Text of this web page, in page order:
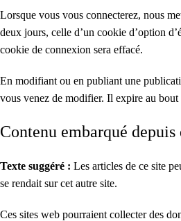
Lorsque vous vous connecterez, nous
deux jours, celle d’un cookie d’option
cookie de connexion sera effacé.
En modifiant ou en publiant une
vous venez de modifier. Il expire au bout
Contenu embarqué depuis
Texte suggéré : Les articles de ce site
se rendait sur cet autre site.
Ces sites web pourraient collecter des